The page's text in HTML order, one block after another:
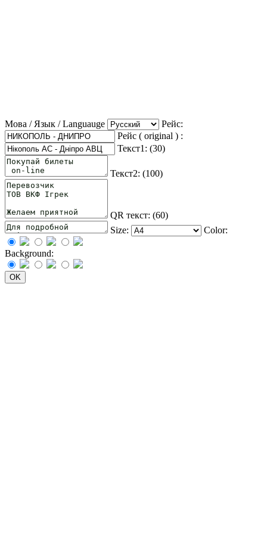
Мова / Язык / Languauge
Рейс:
Рейс ( original ) :
Текст1: (30)
Текст2: (100)
QR текст: (60)
Size:
Color:
Background: